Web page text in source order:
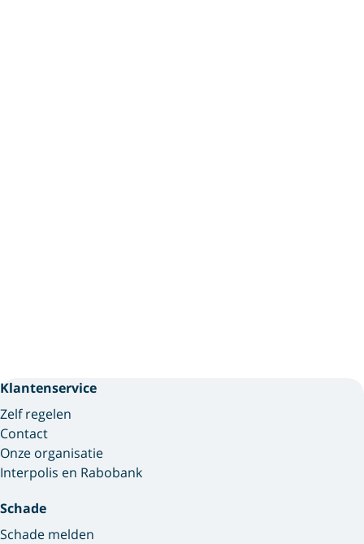
Klantenservice
Zelf regelen
Contact
Onze organisatie
Interpolis en Rabobank
Schade
Schade melden